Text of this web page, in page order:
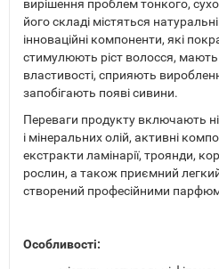
вирішення проблем тонкого,
його складі містяться
інноваційні компоненти, які
стимулюють ріст волосся, мають
властивості, сприяють
запобігають появі сивини.
Переваги продукту включають
і мінеральних олій, активні
екстракти ламінарії, троянди,
рослин, а також приємний
створений професійними
Особливості: